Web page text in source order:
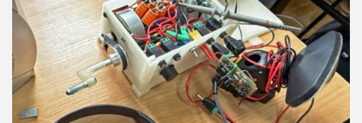
Magazyny
Archiwum
Do pobrania